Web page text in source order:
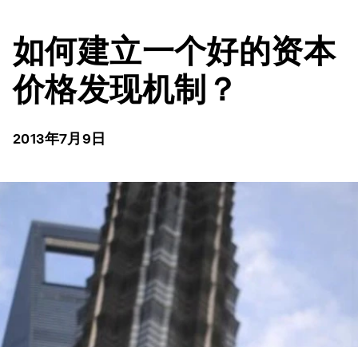
如何建立一个好的资本
价格发现机制？
2013年7月9日